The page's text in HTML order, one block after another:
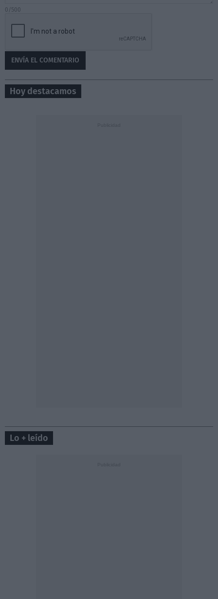
0/500
Hoy destacamos
Lo + leído